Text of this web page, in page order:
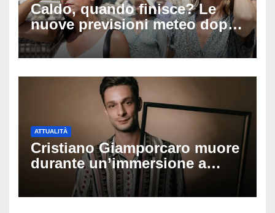
Caldo, quando finisce? Le
nuove previsioni meteo dopo
Ferragosto: ecco quando
potrebbe arrivare la svolta
ATTUALITÀ
Cristiano Giamporcaro muore
durante un’immersione a
Lampedusa: aperta
un’inchiesta per omicidio